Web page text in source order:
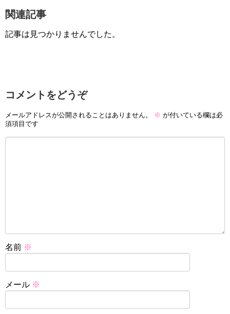
関連記事
記事は見つかりませんでした。
コメントをどうぞ
メールアドレスが公開されることはありません。 ※ が付いている欄は必
須項目です
名前 ※
メール ※